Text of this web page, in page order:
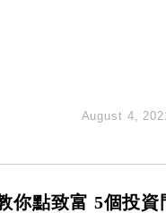
August 4,
你點致富 5個投資